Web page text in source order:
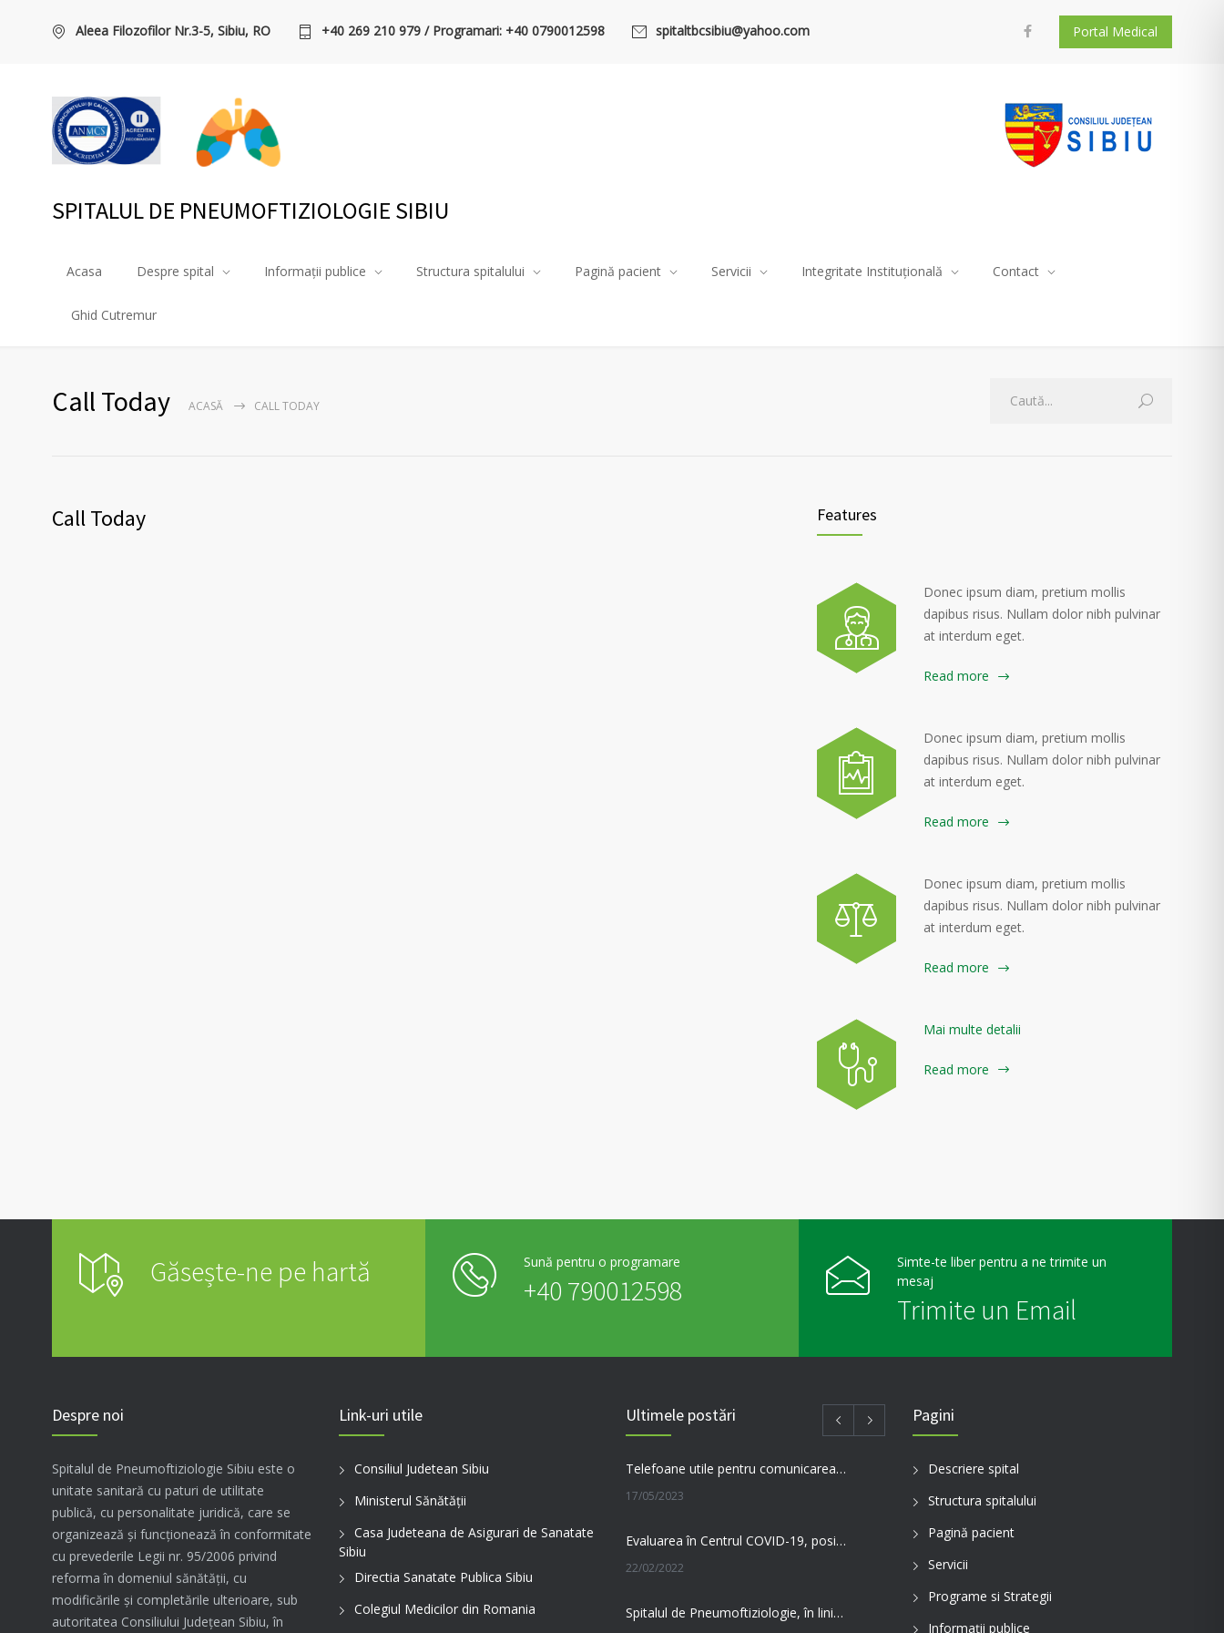
Aleea Filozofilor Nr.3-5, Sibiu, RO +40 269 210 979 / Programari: +40 0790012598 spitaltbcsibiu@yahoo.com Portal Medical
SPITALUL DE PNEUMOFTIZIOLOGIE SIBIU
Acasa Despre spital Informații publice Structura spitalului Pagină pacient Servicii Integritate Instituțională Contact
Ghid Cutremur
Call Today ACASĂ CALL TODAY
Call Today Features
Donec ipsum diam, pretium mollis
dapibus risus. Nullam dolor nibh pulvinar
at interdum eget.
Read more
Donec ipsum diam, pretium mollis
dapibus risus. Nullam dolor nibh pulvinar
at interdum eget.
Read more
Donec ipsum diam, pretium mollis
dapibus risus. Nullam dolor nibh pulvinar
at interdum eget.
Read more
Mai multe detalii
Read more
Găsește-ne pe hartă Sună pentru o programare
+40 790012598
Simte-te liber pentru a ne trimite un
mesaj
Trimite un Email
Despre noi
Spitalul de Pneumoftiziologie Sibiu este o
unitate sanitară cu paturi de utilitate
publică, cu personalitate juridică, care se
organizează şi funcţionează în conformitate
cu prevederile Legii nr. 95/2006 privind
reforma în domeniul sănătăţii, cu
modificările şi completările ulterioare, sub
autoritatea Consiliului Judeţean Sibiu, în
Link-uri utile
Consiliul Judetean Sibiu
Ministerul Sănătății
Casa Judeteana de Asigurari de Sanatate
Sibiu
Directia Sanatate Publica Sibiu
Colegiul Medicilor din Romania
Ultimele postări
Telefoane utile pentru comunicarea cu aparținătorii pacienților internați în spitalul nostru
17/05/2023
Evaluarea în Centrul COVID-19, posibilă doar în primele 5 zile de la pozitivare
22/02/2022
Spitalul de Pneumoftiziologie, în linia întâi pentru tratarea pacienților cu Covid
Pagini
Descriere spital
Structura spitalului
Pagină pacient
Servicii
Programe si Strategii
Informații publice